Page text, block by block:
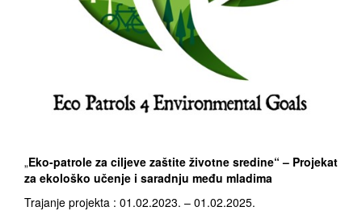
„Eko-patrole za ciljeve zaštite životne sredine“ – Projekat
za ekološko učenje i saradnju među mladima
Trajanje projekta : 01.02.2023. – 01.02.2025.